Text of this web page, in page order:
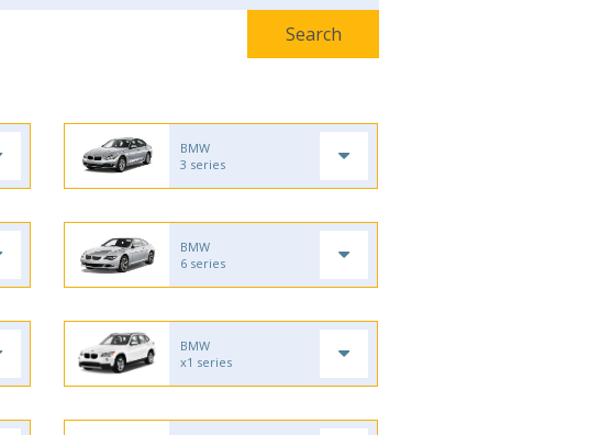
BMW
3 series
BMW
6 series
BMW
x1 series